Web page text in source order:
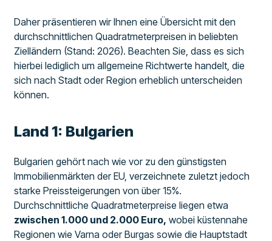
Daher präsentieren wir Ihnen eine Übersicht mit den
durchschnittlichen Quadratmeterpreisen in beliebten
Zielländern (Stand: 2026). Beachten Sie, dass es sich
hierbei lediglich um allgemeine Richtwerte handelt, die
sich nach Stadt oder Region erheblich unterscheiden
können.
Land 1: Bulgarien
Bulgarien gehört nach wie vor zu den günstigsten
Immobilienmärkten der EU, verzeichnete zuletzt jedoch
starke Preissteigerungen von über 15%.
Durchschnittliche Quadratmeterpreise liegen etwa
zwischen 1.000 und 2.000 Euro, wobei küstennahe
Regionen wie Varna oder Burgas sowie die Hauptstadt